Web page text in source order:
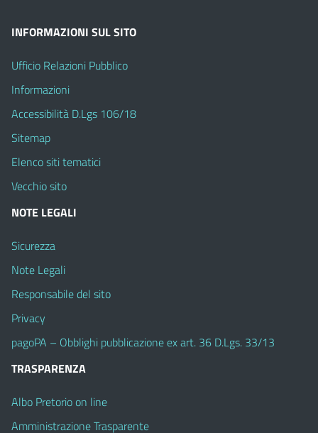
INFORMAZIONI SUL SITO
Ufficio Relazioni Pubblico
Informazioni
Accessibilità D.Lgs 106/18
Sitemap
Elenco siti tematici
Vecchio sito
NOTE LEGALI
Sicurezza
Note Legali
Responsabile del sito
Privacy
pagoPA – Obblighi pubblicazione ex art. 36 D.Lgs. 33/13
TRASPARENZA
Albo Pretorio on line
Amministrazione Trasparente